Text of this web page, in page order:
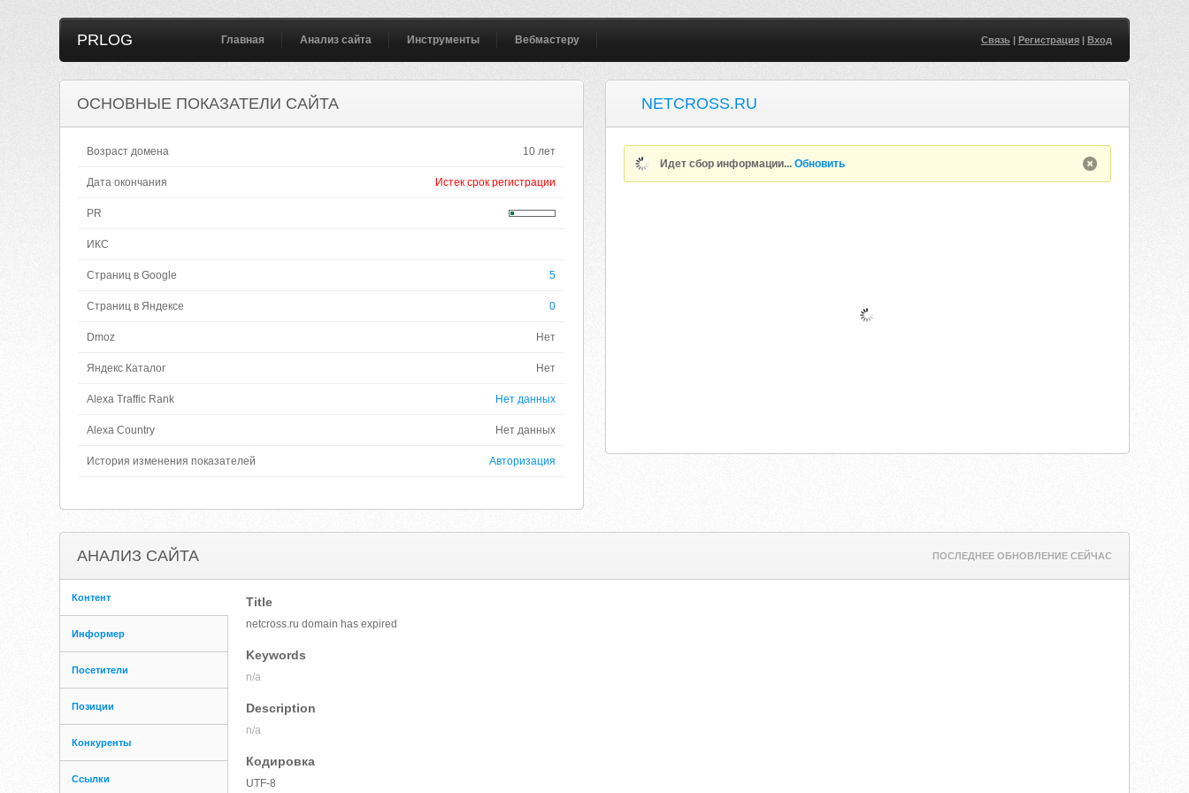
PRLOG Главная Анализ сайта Инструменты Вебмастеру Связь| Регистрация| Вход
ОСНОВНЫЕ ПОКАЗАТЕЛИ САЙТА
Возраст домена 10 лет
Дата окончания Истек срок регистрации
PR
ИКС
Страниц в Google 5
Страниц в Яндексе 0
Dmoz Нет
Яндекс Каталог Нет
Alexa Traffic Rank Нет данных
Alexa Country Нет данных
История изменения показателей Авторизация
NETCROSS.RU
Идет сбор информации...Обновить
АНАЛИЗ САЙТА ПОСЛЕДНЕЕ ОБНОВЛЕНИЕ СЕЙЧАС
Контент
Информер
Посетители
Позиции
Конкуренты
Ссылки
Title
netcross.ru domain has expired
Keywords
n/a
Description
n/a
Кодировка
UTF-8